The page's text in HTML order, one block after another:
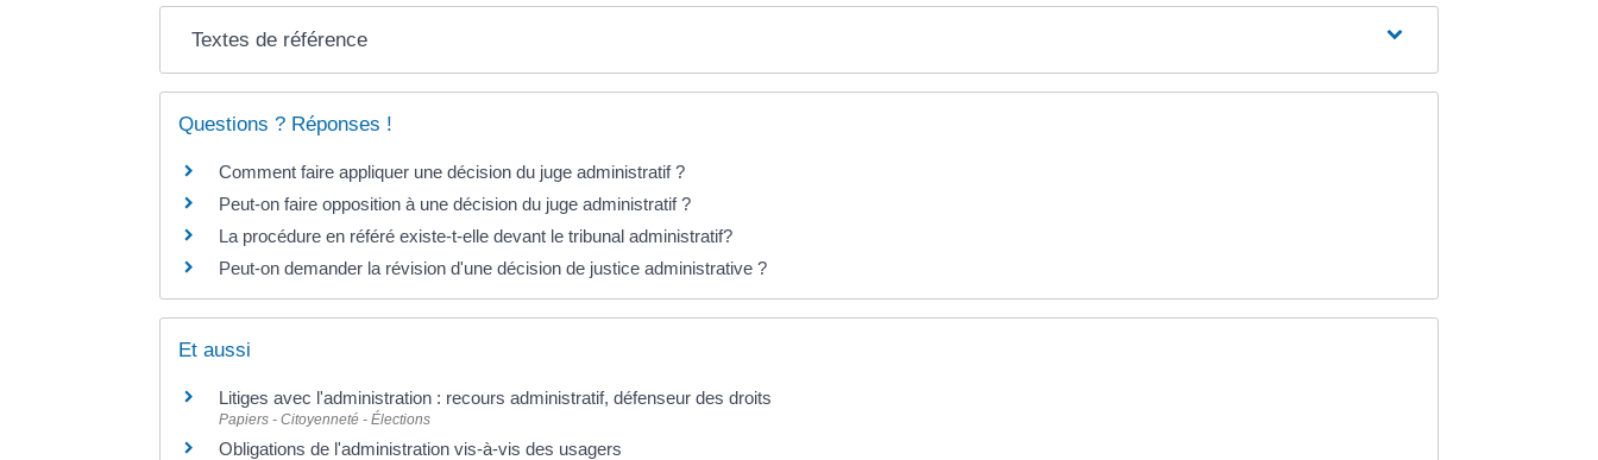
Textes de référence
Questions ? Réponses !
Comment faire appliquer une décision du juge administratif ?
Peut-on faire opposition à une décision du juge administratif ?
La procédure en référé existe-t-elle devant le tribunal administratif?
Peut-on demander la révision d'une décision de justice administrative ?
Et aussi
Litiges avec l'administration : recours administratif, défenseur des droits
Papiers - Citoyenneté - Élections
Obligations de l'administration vis-à-vis des usagers